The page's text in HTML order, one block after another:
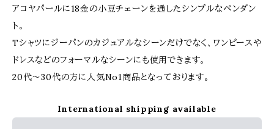
アコヤパールに18金の小豆チェーンを通したシンプルなペンダン
ト。
Tシャツにジーパンのカジュアルなシーンだけでなく、ワンピースや
ドレスなどのフォーマルなシーンにも使用できます。
20代〜30代の方に人気No1商品となっております。
International shipping available